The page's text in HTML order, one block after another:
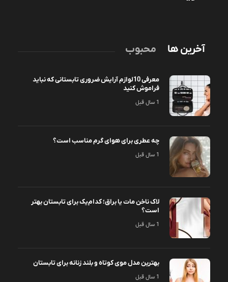
آخرین ها محبوب
معرفی 10لوازم آرایش ضروری تابستانی که نباید
فراموش کنید
1 سال قبل
چه عطری برای هوای گرم مناسب است؟
1 سال قبل
لاک ناخن مات یا براق؛ کدام‌یک برای تابستان بهتر
است؟
1 سال قبل
بهترین مدل موی کوتاه و بلند زنانه برای تابستان
1 سال قبل